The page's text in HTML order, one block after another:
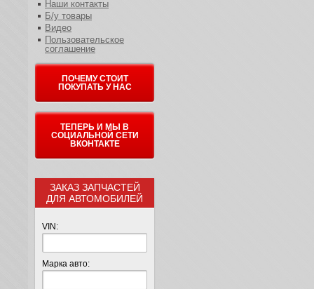
Наши контакты
Б/у товары
Видео
Пользовательское
соглашение
ПОЧЕМУ СТОИТ
ПОКУПАТЬ У НАС
ТЕПЕРЬ И МЫ В
СОЦИАЛЬНОЙ СЕТИ
ВКОНТАКТЕ
ЗАКАЗ ЗАПЧАСТЕЙ
ДЛЯ АВТОМОБИЛЕЙ
VIN:
Марка авто: